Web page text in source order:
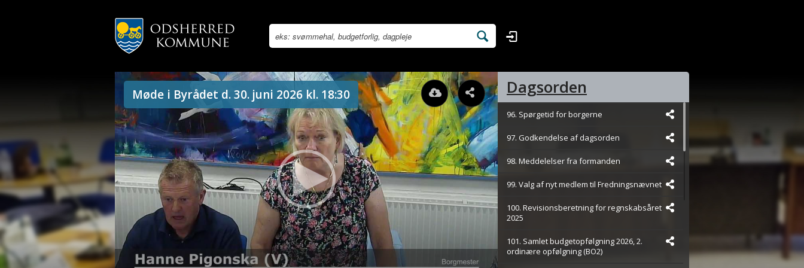
Møde i Byrådet d. 30. juni 2026 kl. 18:30 Dagsorden
96. Spørgetid for borgerne
97. Godkendelse af dagsorden
98. Meddelelser fra formanden
99. Valg af nyt medlem til Fredningsnævnet
100. Revisionsberetning for regnskabsåret
2025
101. Samlet budgetopfølgning 2026, 2.
ordinære opfølgning (BO2)